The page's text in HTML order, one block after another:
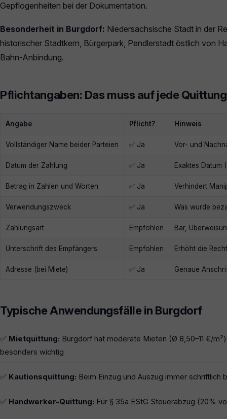
Gepflogenheiten bei der Dokumentation.
Besonderheit in Burgdorf: Niedersächsische Stadt in der
historischer Stadtkern, Bürgerpark, Pendlerstadt östlich von
Bahn-Anbindung.
Pflichtangaben: Das muss auf jede Quittung
Angabe Pflicht? Hinweis
Vollständiger Name beider Parteien ✅ Ja Vor- und
Datum der Zahlung ✅ Ja Exaktes Datum
Betrag in Zahlen und Worten ✅ Ja Verhindert
Verwendungszweck ✅ Ja Was wurde
Zahlungsart Empfohlen Bar,
Unterschrift des Empfängers Empfohlen Erhöht die
Adresse (bei Miete) ✅ Ja Genaue
Typische Anwendungsfälle in Burgdorf
✅ Mietquittung: Burgdorf hat moderate Mieten (Ø 8,50–11 €/
besonders wichtig
✅ Kautionsquittung: Beim Einzug und Auszug immer schriftlich
✅ Handwerker-Quittung: Für § 35a EStG Steuerabzug (20%